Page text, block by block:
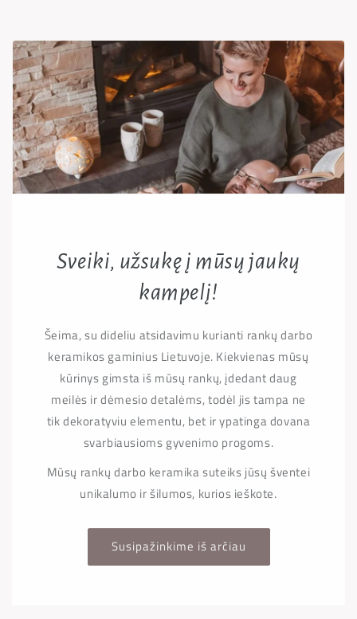
Sveiki, užsukę į mūsų jaukų
kampelį!
Šeima, su dideliu atsidavimu kurianti rankų darbo
keramikos gaminius Lietuvoje. Kiekvienas mūsų
kūrinys gimsta iš mūsų rankų, įdedant daug
meilės ir dėmesio detalėms, todėl jis tampa ne
tik dekoratyviu elementu, bet ir ypatinga dovana
svarbiausioms gyvenimo progoms.
Mūsų rankų darbo keramika suteiks jūsų šventei
unikalumo ir šilumos, kurios ieškote.
Susipažinkime iš arčiau